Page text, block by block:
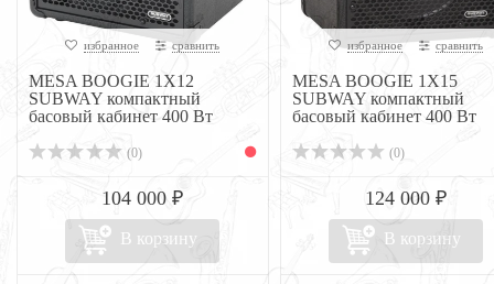
избранное сравнить
MESA BOOGIE 1X12
SUBWAY компактный
басовый кабинет 400 Вт
(0)
104 000 ₽
В корзину
избранное сравнить
MESA BOOGIE 1X15
SUBWAY компактный
басовый кабинет 400 Вт
(0)
124 000 ₽
В корзину